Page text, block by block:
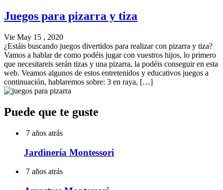
Juegos para pizarra y tiza
Vie May 15 , 2020
¿Estáis buscando juegos divertidos para realizar con pizarra y tiza?
Vamos a hablar de como podéis jugar con vuestros hijos, lo primero
que necesitareis serán tizas y una pizarra, la podéis conseguir en esta
web. Veamos algunos de estos entretenidos y educativos juegos a
continuación, hablaremos sobre: 3 en raya, […]
Puede que te guste
7 años atrás
Jardinería Montessori
7 años atrás